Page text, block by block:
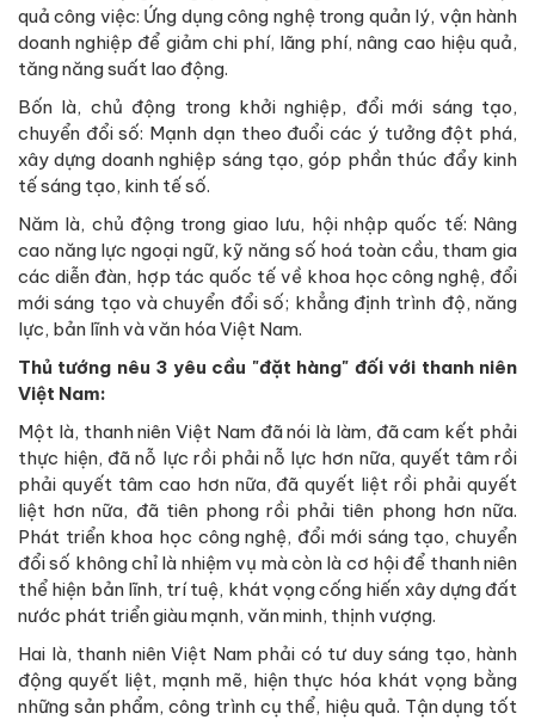
quả công việc: Ứng dụng công nghệ trong quản lý, vận hành
doanh nghiệp để giảm chi phí, lãng phí, nâng cao hiệu quả,
tăng năng suất lao động.
Bốn là, chủ động trong khởi nghiệp, đổi mới sáng tạo,
chuyển đổi số: Mạnh dạn theo đuổi các ý tưởng đột phá,
xây dựng doanh nghiệp sáng tạo, góp phần thúc đẩy kinh
tế sáng tạo, kinh tế số.
Năm là, chủ động trong giao lưu, hội nhập quốc tế: Nâng
cao năng lực ngoại ngữ, kỹ năng số hoá toàn cầu, tham gia
các diễn đàn, hợp tác quốc tế về khoa học công nghệ, đổi
mới sáng tạo và chuyển đổi số; khẳng định trình độ, năng
lực, bản lĩnh và văn hóa Việt Nam.
Thủ tướng nêu 3 yêu cầu "đặt hàng" đối với thanh niên
Việt Nam:
Một là, thanh niên Việt Nam đã nói là làm, đã cam kết phải
thực hiện, đã nỗ lực rồi phải nỗ lực hơn nữa, quyết tâm rồi
phải quyết tâm cao hơn nữa, đã quyết liệt rồi phải quyết
liệt hơn nữa, đã tiên phong rồi phải tiên phong hơn nữa.
Phát triển khoa học công nghệ, đổi mới sáng tạo, chuyển
đổi số không chỉ là nhiệm vụ mà còn là cơ hội để thanh niên
thể hiện bản lĩnh, trí tuệ, khát vọng cống hiến xây dựng đất
nước phát triển giàu mạnh, văn minh, thịnh vượng.
Hai là, thanh niên Việt Nam phải có tư duy sáng tạo, hành
động quyết liệt, mạnh mẽ, hiện thực hóa khát vọng bằng
những sản phẩm, công trình cụ thể, hiệu quả. Tận dụng tốt